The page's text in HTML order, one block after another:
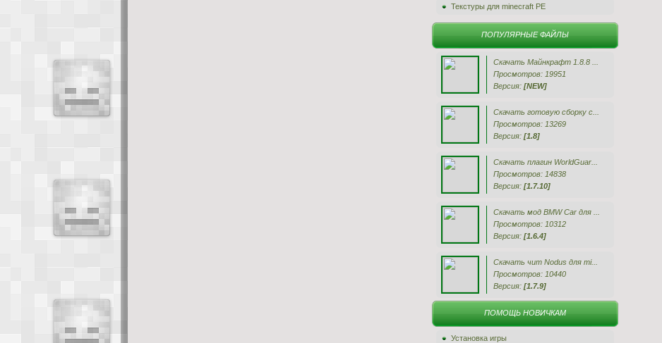
Текстуры для minecraft PE
ПОПУЛЯРНЫЕ ФАЙЛЫ
Скачать Майнкрафт 1.8.8 ...
Просмотров: 19951
Версия: [NEW]
Скачать готовую сборку с...
Просмотров: 13269
Версия: [1.8]
Скачать плагин WorldGuar...
Просмотров: 14838
Версия: [1.7.10]
Скачать мод BMW Car для ...
Просмотров: 10312
Версия: [1.6.4]
Скачать чит Nodus для mi...
Просмотров: 10440
Версия: [1.7.9]
ПОМОЩЬ НОВИЧКАМ
Установка игры